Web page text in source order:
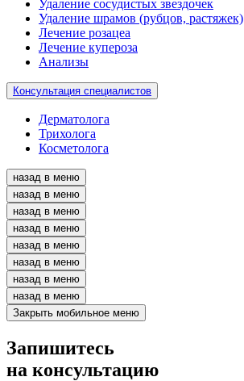
Удаление сосудистых звездочек
Удаление шрамов (рубцов, растяжек)
Лечение розацеа
Лечение купероза
Анализы
Консультация специалистов
Дерматолога
Трихолога
Косметолога
назад в меню
назад в меню
назад в меню
назад в меню
назад в меню
назад в меню
назад в меню
назад в меню
Закрыть мобильное меню
Запишитесь
на консультацию